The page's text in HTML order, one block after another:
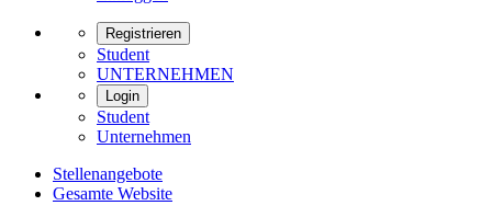
Registrieren
Student
UNTERNEHMEN
Login
Student
Unternehmen
Stellenangebote
Gesamte Website